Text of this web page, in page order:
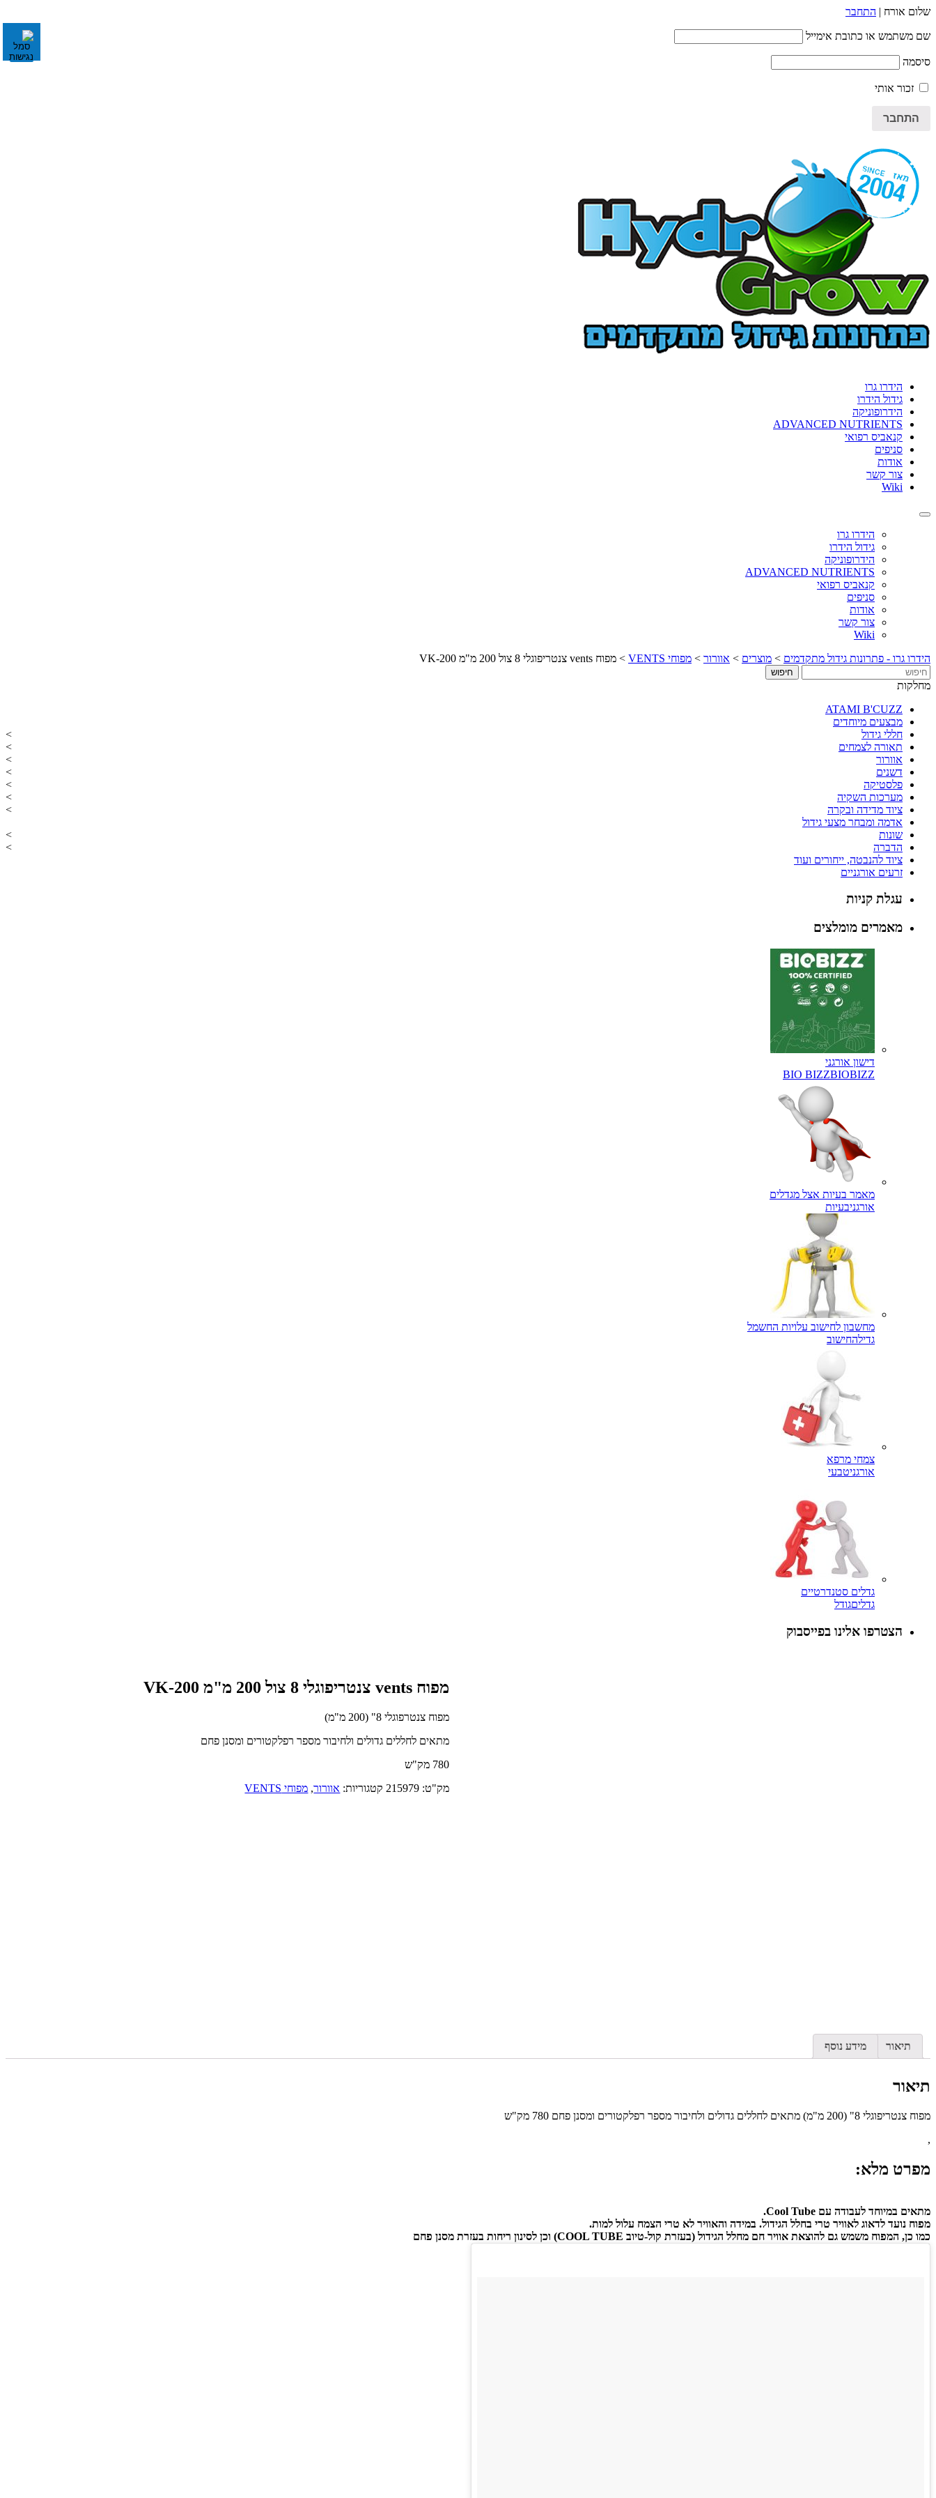
שלום אורח | התחבר
שם משתמש או כתובת אימייל
סיסמה
זכור אותי
הידרו גרו
גידול הידרו
הידרופוניקה
ADVANCED NUTRIENTS
קנאביס רפואי
סניפים
אודות
צור קשר
Wiki
Toggle
הידרו גרו
גידול הידרו
הידרופוניקה
ADVANCED NUTRIENTS
קנאביס רפואי
סניפים
אודות
צור קשר
Wiki
הידרו גרו - פתרונות גידול מתקדמים > מוצרים > אוורור > מפוחי VENTS > מפוח vents צנטריפוגלי 8 צול 200 מ"מ VK-200
מחלקות
ATAMI B'CUZZ
מבצעים מיוחדים
חללי גידול
תאורה לצמחים
אוורור
דשנים
פלסטיקה
מערכות השקיה
ציוד מדידה ובקרה
אדמה ומבחר מצעי גידול
שונות
הדברה
ציוד להנבטה, ייחורים ועוד
זרעים אורגניים
עגלת קניות
מאמרים מומלצים
דישון אורגני
BIO BIZZBIOBIZZ
מאמר בעיות אצל מגדלים
אורגניבעיות
מחשבון לחישוב עלויות החשמל
גדילהחישוב
צמחי מרפא
אורגניטבעי
גדלים סטנדרטיים
גדליםגודל
הצטרפו אלינו בפייסבוק
מפוח vents צנטריפוגלי 8 צול 200 מ"מ VK-200
מפוח צנטרפוגלי 8" (200 מ"מ)
מתאים לחללים גדולים ולחיבור מספר רפלקטורים ומסנן פחם
780 מק"ש
מק"ט: 215979 קטגוריות: אוורור, מפוחי VENTS
תיאור מידע נוסף
תיאור
מפוח צנטריפוגלי 8" (200 מ"מ) מתאים לחללים גדולים ולחיבור מספר רפלקטורים ומסנן פחם 780 מק"ש
,
מפרט מלא:
מתאים במיוחד לעבודה עם Cool Tube.
מפוח נועד לדאוג לאוויר טרי בחלל הגידול. במידה והאוויר לא טרי הצמח עלול למות.
כמו כן, המפוח משמש גם להוצאת אוויר חם מחלל הגידול (בעזרת קול-טיוב COOL TUBE) וכן לסינון ריחות בעזרת מסנן פחם